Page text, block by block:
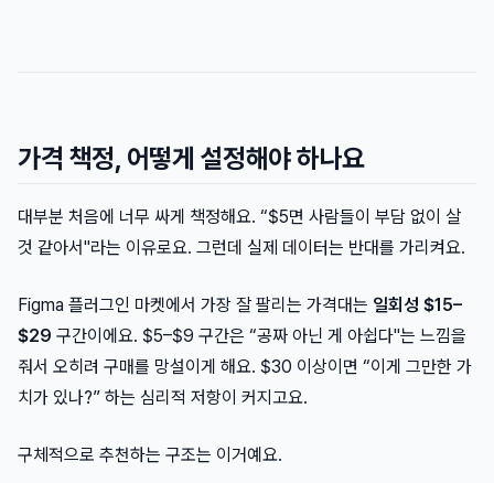
가격 책정, 어떻게 설정해야 하나요
대부분 처음에 너무 싸게 책정해요. “$5면 사람들이 부담 없이 살
것 같아서"라는 이유로요. 그런데 실제 데이터는 반대를 가리켜요.
Figma 플러그인 마켓에서 가장 잘 팔리는 가격대는 일회성 $15–
$29 구간이에요. $5–$9 구간은 “공짜 아닌 게 아쉽다"는 느낌을
줘서 오히려 구매를 망설이게 해요. $30 이상이면 “이게 그만한 가
치가 있나?” 하는 심리적 저항이 커지고요.
구체적으로 추천하는 구조는 이거예요.